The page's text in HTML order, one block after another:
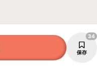
保存
34